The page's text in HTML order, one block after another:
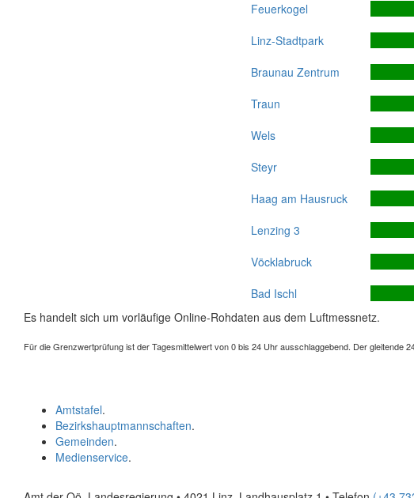
Feuerkogel
Linz-Stadtpark
Braunau Zentrum
Traun
Wels
Steyr
Haag am Hausruck
Lenzing 3
Vöcklabruck
Bad Ischl
Es handelt sich um vorläufige Online-Rohdaten aus dem Luftmessnetz.
Für die Grenzwertprüfung ist der Tagesmittelwert von 0 bis 24 Uhr ausschlaggebend. Der gleitende
Amtstafel.
Bezirkshauptmannschaften.
Gemeinden.
Medienservice.